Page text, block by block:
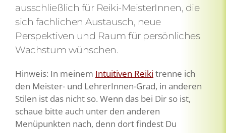
ausschließlich für Reiki-MeisterInnen, die
sich fachlichen Austausch, neue
Perspektiven und Raum für persönliches
Wachstum wünschen.
Hinweis: In meinem Intuitiven Reiki trenne ich
den Meister- und LehrerInnen-Grad, in anderen
Stilen ist das nicht so. Wenn das bei Dir so ist,
schaue bitte auch unter den anderen
Menüpunkten nach, denn dort findest Du